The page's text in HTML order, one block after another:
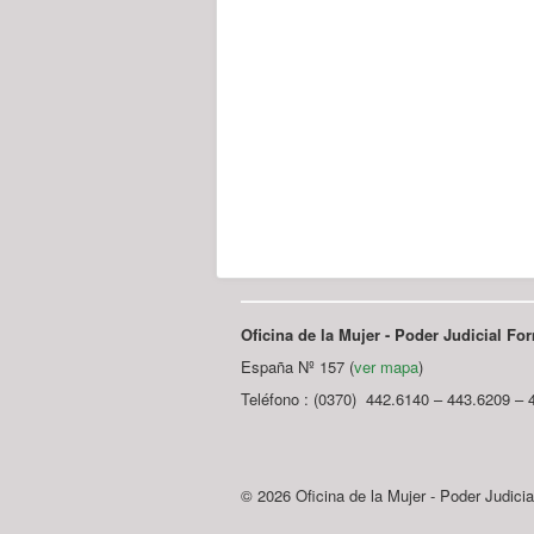
Oficina de la Mujer - Poder Judicial
España Nº 157 (ver mapa)
Teléfono : (0370) 442.6140 – 443.6209 –
© 2026 Oficina de la Mujer - Poder